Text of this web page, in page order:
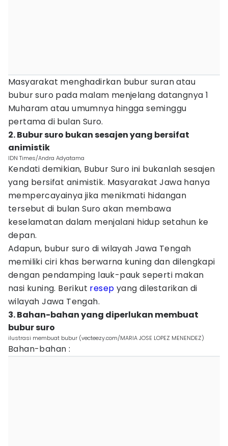
Masyarakat menghadirkan bubur suran atau
bubur suro pada malam menjelang datangnya 1
Muharam atau umumnya hingga seminggu
pertama di bulan Suro.
2. Bubur suro bukan sesajen yang bersifat
animistik
IDN Times/Andra Adyatama
Kendati demikian, Bubur Suro ini bukanlah sesajen
yang bersifat animistik. Masyarakat Jawa hanya
mempercayainya jika menikmati hidangan
tersebut di bulan Suro akan membawa
keselamatan dalam menjalani hidup setahun ke
depan.
Adapun, bubur suro di wilayah Jawa Tengah
memiliki ciri khas berwarna kuning dan dilengkapi
dengan pendamping lauk-pauk seperti makan
nasi kuning. Berikut resep yang dilestarikan di
wilayah Jawa Tengah.
3. Bahan-bahan yang diperlukan membuat
bubur suro
ilustrasi membuat bubur (vecteezy.com/MARIA JOSE LOPEZ MENENDEZ)
Bahan-bahan :